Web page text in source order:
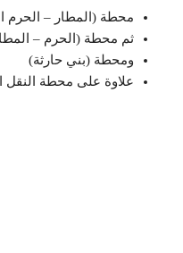
محطة (المطار – الحرم
ثم محطة (الحرم –
ومحطة (بني حارثة)
علاوة على محطة النقل